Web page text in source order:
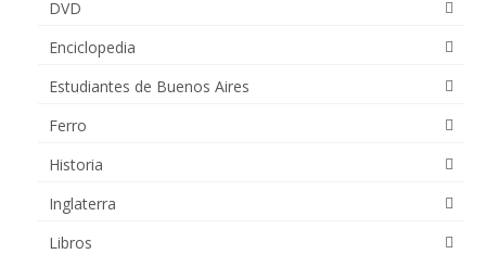
DVD
Enciclopedia
Estudiantes de Buenos Aires
Ferro
Historia
Inglaterra
Libros